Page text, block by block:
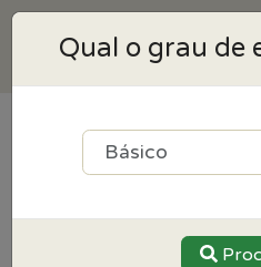
resultados
Qual o grau de